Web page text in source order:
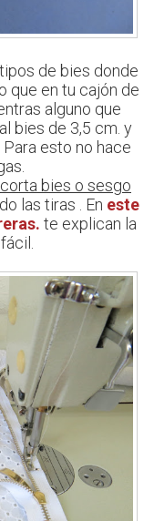
de bies donde
que en tu cajón de
alguno que
bies de 3,5 cm. y
esto no hace
corta bies o sesgo
las tiras . En este
te explican la